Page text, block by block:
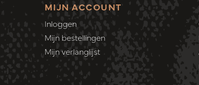
MIJN ACCOUNT
Inloggen
Mijn bestellingen
Mijn verlanglijst